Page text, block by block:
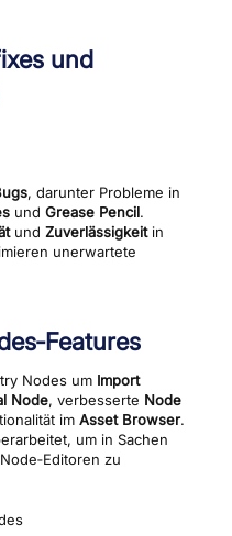
und
, darunter Probleme in
undGrease Pencil.
undZuverlässigkeitin
unerwartete
Nodes um Import
Node, verbesserte Node
imAsset Browser.
um in Sachen
zu